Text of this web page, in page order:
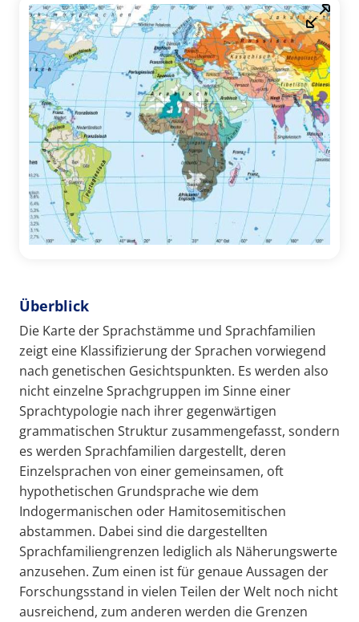
Überblick
Die Karte der Sprachstämme und Sprachfamilien
zeigt eine Klassifizierung der Sprachen vorwiegend
nach genetischen Gesichtspunkten. Es werden also
nicht einzelne Sprachgruppen im Sinne einer
Sprachtypologie nach ihrer gegenwärtigen
grammatischen Struktur zusammengefasst, sondern
es werden Sprachfamilien dargestellt, deren
Einzelsprachen von einer gemeinsamen, oft
hypothetischen Grundsprache wie dem
Indogermanischen oder Hamitosemitischen
abstammen. Dabei sind die dargestellten
Sprachfamiliengrenzen lediglich als Näherungswerte
anzusehen. Zum einen ist für genaue Aussagen der
Forschungsstand in vielen Teilen der Welt noch nicht
ausreichend, zum anderen werden die Grenzen